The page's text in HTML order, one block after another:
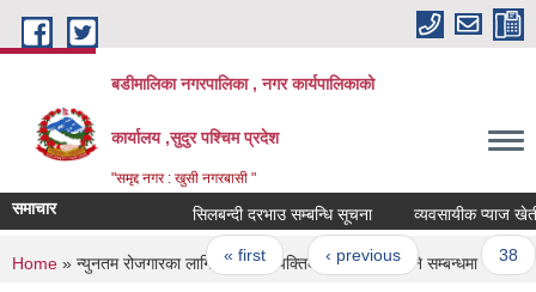
Skip to main content
बडीमालिका नगरपालिका , नगर कार्यपालिकाको
कार्यालय ,सुदुर पश्चिम प्रदेश
"समृद्द नगर : खुसी नगरबासी "
समाचार सिलबन्दी दरभाउ सम्बन्धि सूचना
Pages
« first ‹ previous …
You are here
Home » न्युनतम रोजगारका लागि बेरोजगार व्यक्तिको सुची दर्ता गराउने सम्बन्धमा